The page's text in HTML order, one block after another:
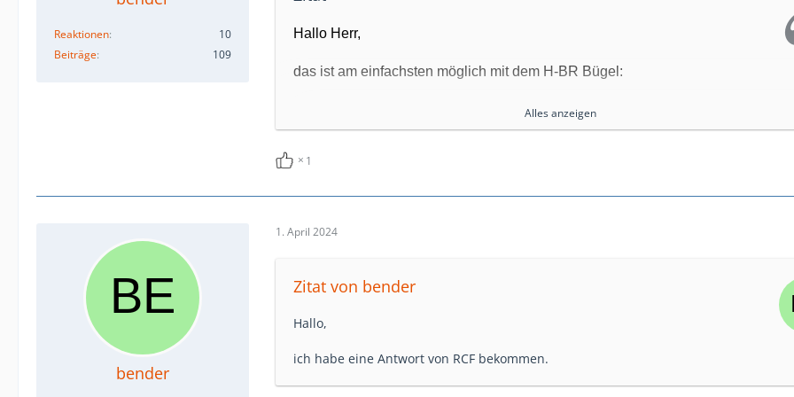
Reaktionen
10
Beiträge
109
Hallo Herr,
das ist am einfachsten möglich mit dem H-BR Bügel:
https://www.rcf.it/en/products…ct-detail/h-br-2x-art-708
Alternativ hat die ART 708 auch oben und unten jeweils einen Flugpunkt
angeschraubt wird. In die Ösen kann mann auch ganz normale
Alles anzeigen
1
bender
1. April 2024
Zitat von bender
Hallo,
ich habe eine Antwort von RCF bekommen.